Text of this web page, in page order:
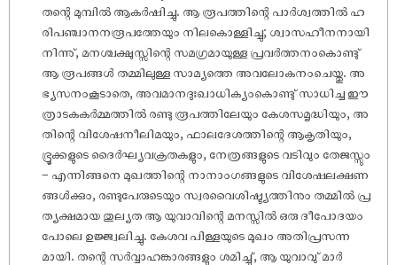
തന്റെ മുമ്പിൽ ആകർഷിച്ചു. ആ രൂപത്തിന്റെ പാർശ്വത്തിൽ ഹ
രിപഞ്ചാനനരൂപത്തേയും നിലകൊള്ളിച്ചു; ശ്വാസഹീനനായി
നിന്നു്, മനശ്ചക്ഷുസ്സിന്റെ സമഗ്രമായുള്ള പ്രവർത്തനംകൊണ്ടു്
ആ രൂപങ്ങൾ തമ്മിലുള്ള സാമ്യത്തെ അവലോകനംചെയ്തു. അ
ഭ്യസനംകൂടാതെ, അവമാനദുഃഖാധിക്യംകൊണ്ടു് സാധിച്ച ഈ
ത്രാടകകർമ്മത്തിൽ രണ്ടു രൂപത്തിലേയും കേശസമൃദ്ധിയും, അ
തിന്റെ വിശേഷനീലിമയും, ഫാലദേശത്തിന്റെ ആകൃതിയും,
ഭ്രൂക്കളുടെ ദൈർഘ്യവക്രതകളും, നേത്രങ്ങളുടെ വടിവും തേജസ്സും
– എന്നിങ്ങനെ മുഖത്തിന്റെ നാനാംഗങ്ങളുടെ വിശേഷലക്ഷണ
ങ്ങൾക്കും, രണ്ടുപേരുടെയും സ്വരവൈശിഷ്ട്യത്തിനും തമ്മിൽ പ്ര
ത്യക്ഷമായ തുല്യത ആ യുവാവിന്റെ മനസ്സിൽ ഒരു ദീപോദയം
പോലെ ഉജ്ജ്വലിച്ചു. കേശവ പിള്ളയുടെ മുഖം അതിപ്രസന്ന
മായി. തന്റെ സർവ്വാഹങ്കാരങ്ങളും ശമിച്ചു്, ആ യുവാവു് മാർ